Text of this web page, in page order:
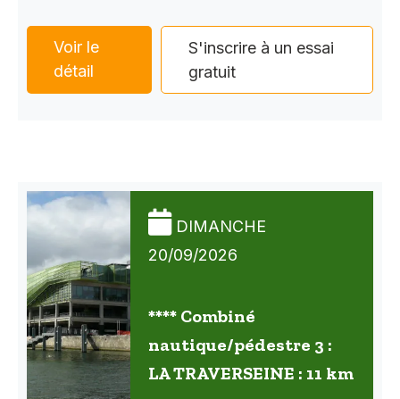
Voir le
détail
S'inscrire à un essai
gratuit
DIMANCHE
20/09/2026
**** Combiné
nautique/pédestre 3 :
LA TRAVERSEINE : 11 km